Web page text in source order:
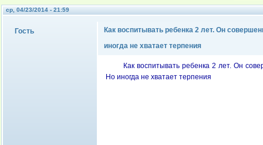
ср, 04/23/2014 - 21:59
Гость
Как воспитывать ребенка 2 лет. Он
иногда не хватает терпения
Как воспитывать ребенка 2 лет. Он
Но иногда не хватает терпения